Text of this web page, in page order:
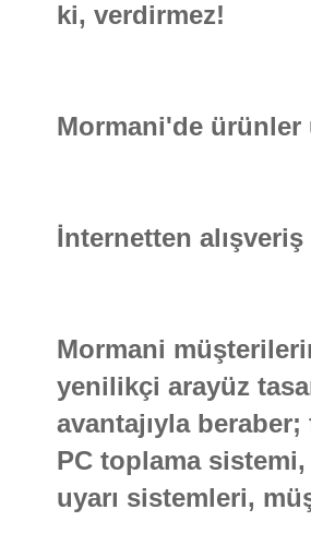
ki, verdirmez!
Mormani'de ürünler
İnternetten
Mormani
yenilikçi arayüz
avantajıyla
PC toplama
uyarı sistemleri,